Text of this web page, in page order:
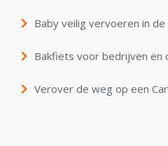
Baby veilig vervoeren in
Bakfiets voor bedrijven en
Verover de weg op een